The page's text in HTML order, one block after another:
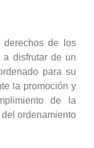
derechos de los
a disfrutar de un
para su
la promoción y
de la
ordenamiento